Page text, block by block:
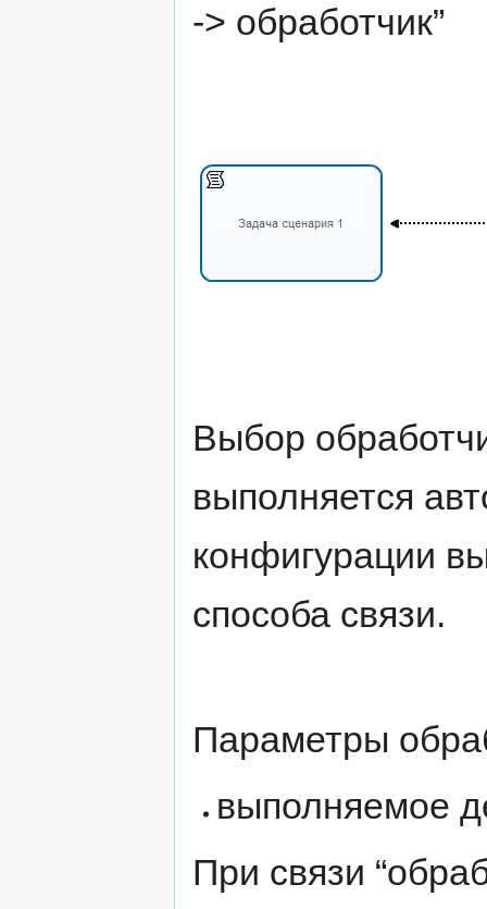
-> обработчик”
Выбор
выполняется
конфигурации
способа связи.
Параметры
выполняемое
При связи